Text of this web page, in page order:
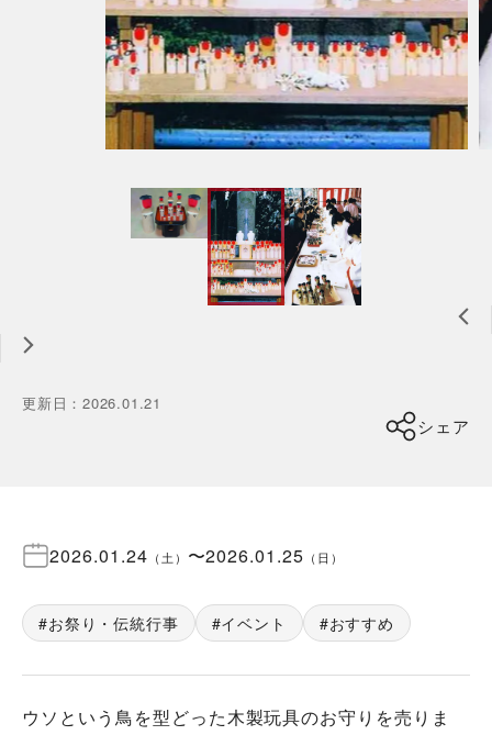
更新日 ：2026.01.21
シェア
2026.01.24 （ 土 ） 〜2026.01.25 （ 日 ）
お祭り・伝統行事 イベント おすすめ
ウソという鳥を型どった木製玩具のお守りを売りま